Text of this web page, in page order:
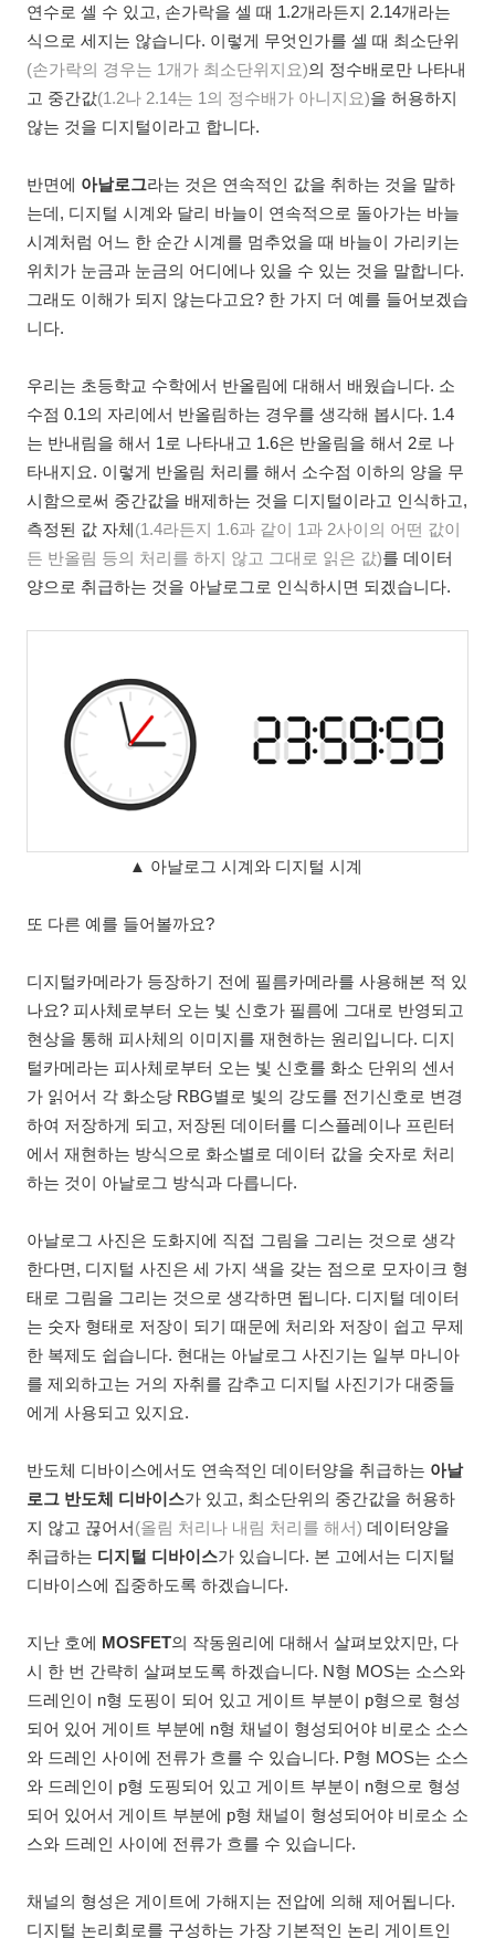
연수로 셀 수 있고, 손가락을 셀 때 1.2개라든지 2.14개라는
식으로 세지는 않습니다. 이렇게 무엇인가를 셀 때 최소단위
(손가락의 경우는 1개가 최소단위지요)의 정수배로만 나타내
고 중간값(1.2나 2.14는 1의 정수배가 아니지요)을 허용하지
않는 것을 디지털이라고 합니다.
반면에 아날로그라는 것은 연속적인 값을 취하는 것을 말하
는데, 디지털 시계와 달리 바늘이 연속적으로 돌아가는 바늘
시계처럼 어느 한 순간 시계를 멈추었을 때 바늘이 가리키는
위치가 눈금과 눈금의 어디에나 있을 수 있는 것을 말합니다.
그래도 이해가 되지 않는다고요? 한 가지 더 예를 들어보겠습
니다.
우리는 초등학교 수학에서 반올림에 대해서 배웠습니다. 소
수점 0.1의 자리에서 반올림하는 경우를 생각해 봅시다. 1.4
는 반내림을 해서 1로 나타내고 1.6은 반올림을 해서 2로 나
타내지요. 이렇게 반올림 처리를 해서 소수점 이하의 양을 무
시함으로써 중간값을 배제하는 것을 디지털이라고 인식하고,
측정된 값 자체 (1.4라든지 1.6과 같이 1과 2사이의 어떤 값이
든 반올림 등의 처리를 하지 않고 그대로 읽은 값)를 데이터
양으로 취급하는 것을 아날로그로 인식하시면 되겠습니다.
▲ 아날로그 시계와 디지털 시계
또 다른 예를 들어볼까요?
디지털카메라가 등장하기 전에 필름카메라를 사용해본 적 있
나요? 피사체로부터 오는 빛 신호가 필름에 그대로 반영되고
현상을 통해 피사체의 이미지를 재현하는 원리입니다. 디지
털카메라는 피사체로부터 오는 빛 신호를 화소 단위의 센서
가 읽어서 각 화소당 RBG별로 빛의 강도를 전기신호로 변경
하여 저장하게 되고, 저장된 데이터를 디스플레이나 프린터
에서 재현하는 방식으로 화소별로 데이터 값을 숫자로 처리
하는 것이 아날로그 방식과 다릅니다.
아날로그 사진은 도화지에 직접 그림을 그리는 것으로 생각
한다면, 디지털 사진은 세 가지 색을 갖는 점으로 모자이크 형
태로 그림을 그리는 것으로 생각하면 됩니다. 디지털 데이터
는 숫자 형태로 저장이 되기 때문에 처리와 저장이 쉽고 무제
한 복제도 쉽습니다. 현대는 아날로그 사진기는 일부 마니아
를 제외하고는 거의 자취를 감추고 디지털 사진기가 대중들
에게 사용되고 있지요.
반도체 디바이스에서도 연속적인 데이터양을 취급하는 아날
로그 반도체 디바이스가 있고, 최소단위의 중간값을 허용하
지 않고 끊어서 (올림 처리나 내림 처리를 해서) 데이터양을
취급하는 디지털 디바이스가 있습니다. 본 고에서는 디지털
디바이스에 집중하도록 하겠습니다.
지난 호에 MOSFET의 작동원리에 대해서 살펴보았지만, 다
시 한 번 간략히 살펴보도록 하겠습니다. N형 MOS는 소스와
드레인이 n형 도핑이 되어 있고 게이트 부분이 p형으로 형성
되어 있어 게이트 부분에 n형 채널이 형성되어야 비로소 소스
와 드레인 사이에 전류가 흐를 수 있습니다. P형 MOS는 소스
와 드레인이 p형 도핑되어 있고 게이트 부분이 n형으로 형성
되어 있어서 게이트 부분에 p형 채널이 형성되어야 비로소 소
스와 드레인 사이에 전류가 흐를 수 있습니다.
채널의 형성은 게이트에 가해지는 전압에 의해 제어됩니다.
디지털 논리회로를 구성하는 가장 기본적인 논리 게이트인